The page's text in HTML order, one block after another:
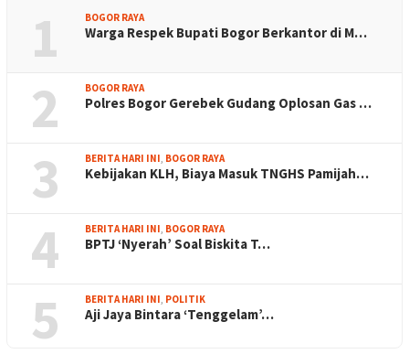
1 BOGOR RAYA
Warga Respek Bupati Bogor Berkantor di M…
2 BOGOR RAYA
Polres Bogor Gerebek Gudang Oplosan Gas …
3 BERITA HARI INI, BOGOR RAYA
Kebijakan KLH, Biaya Masuk TNGHS Pamijah…
4 BERITA HARI INI, BOGOR RAYA
BPTJ ‘Nyerah’ Soal Biskita T…
5 BERITA HARI INI, POLITIK
Aji Jaya Bintara ‘Tenggelam’…